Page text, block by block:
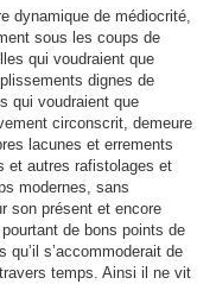
dynamique de médiocrité,
sous les coups de
qui voudraient que
dignes de
qui voudraient que
circonscrit, demeure
lacunes et errements
et autres rafistolages et
modernes, sans
son présent et encore
de bons points de
s’accommoderait de
temps. Ainsi il ne vit